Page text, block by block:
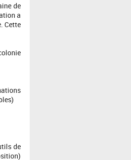
de
a
Cette
de